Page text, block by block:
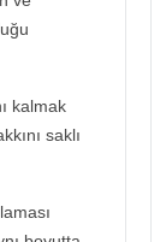
kalmak
saklı